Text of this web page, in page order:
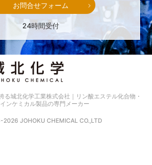
お問合せフォーム
24時間受付
JOHOKU CHEMICAL CO.,LTD
る城北化学工業株式会社｜リン酸エステル化合物・
ンケミカル製品の専門メーカー